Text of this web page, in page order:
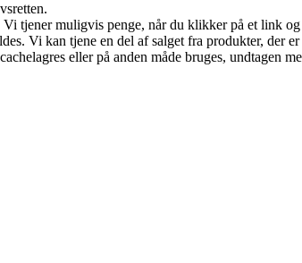
tjener muligvis penge, når du klikker på et link og
Vi kan tjene en del af salget fra produkter, der
eller på anden måde bruges, undtagen